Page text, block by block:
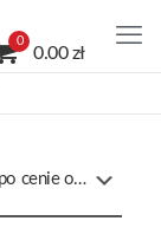
0
0.00 zł